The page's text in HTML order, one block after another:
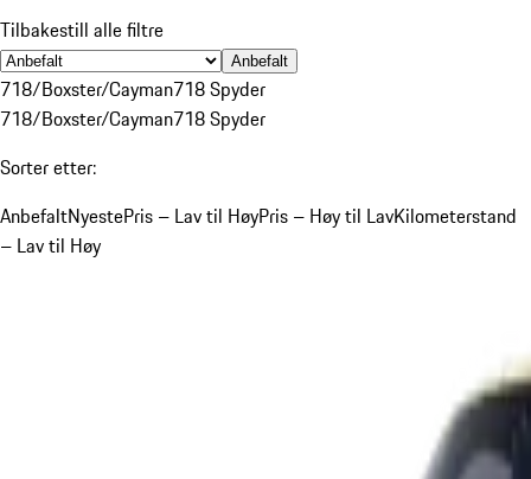
Tilbakestill alle filtre
Anbefalt
718/Boxster/Cayman718 Spyder
718/Boxster/Cayman718 Spyder
Sorter etter:
AnbefaltNyestePris – Lav til HøyPris – Høy til LavKilometerstand
– Lav til Høy